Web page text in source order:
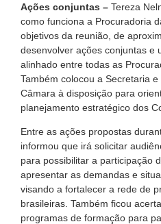
Ações conjuntas – Tereza
como funciona a Procuradoria
objetivos da reunião, de
desenvolver ações conjuntas e
alinhado entre todas as
Também colocou a Secretaria
Câmara à disposição para
planejamento estratégico dos
Entre as ações propostas
informou que irá solicitar
para possibilitar a participação
apresentar as demandas e
visando a fortalecer a rede de
brasileiras. Também ficou
programas de formação para